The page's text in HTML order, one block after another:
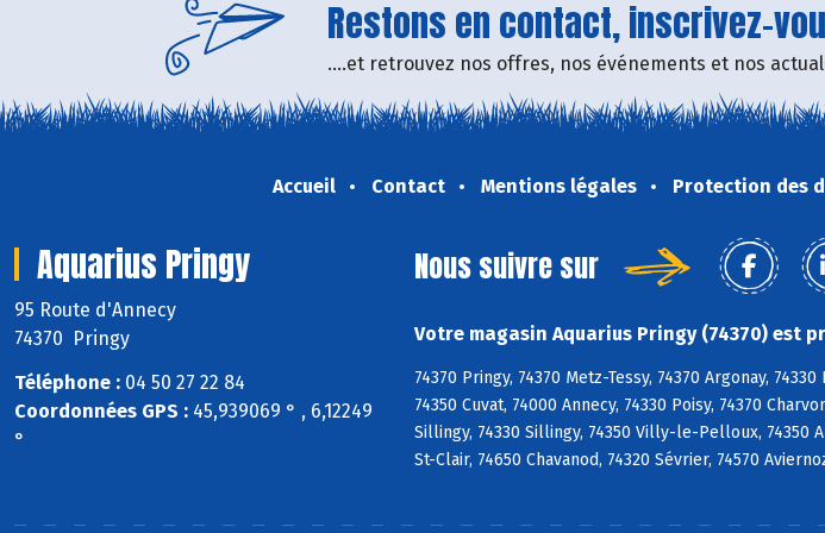
Restons en contact, inscrivez-
....et retrouvez nos offres, nos événements et nos
Accueil Contact Mentions légales Protection des
Aquarius Pringy
95 Route d'Annecy
74370 Pringy
Téléphone : 04 50 27 22 84
Coordonnées GPS : 45,939069 ° , 6,12249
°
Nous suivre sur
Votre magasin Aquarius Pringy (74370) est
74370 Pringy, 74370 Metz-Tessy, 74370 Argonay,
74350 Cuvat, 74000 Annecy, 74330 Poisy, 74370
Sillingy, 74330 Sillingy, 74350 Villy-le-Pelloux, 74350
St-Clair, 74650 Chavanod, 74320 Sévrier, 74570